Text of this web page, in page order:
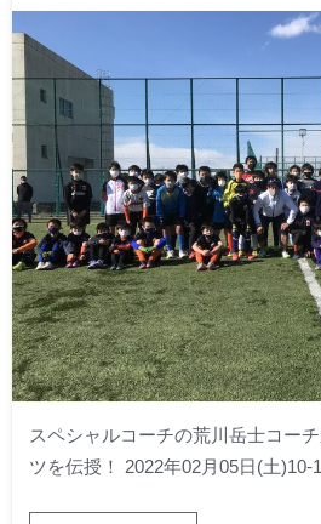
スペシャルコーチの荒川岳士コー
ツを伝授！ 2022年02月05日(土